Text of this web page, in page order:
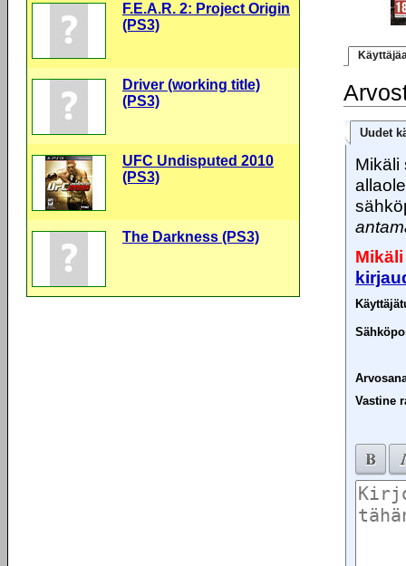
Uudet
Mikäli
Vastine
F.E.A.R. 2: Project Origin
(PS3)
Driver (working title)
(PS3)
UFC Undisputed 2010
(PS3)
The Darkness (PS3)